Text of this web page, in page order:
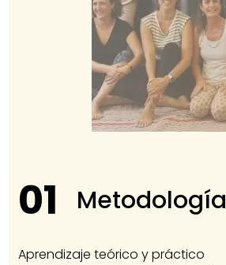
01 Metodología
Aprendizaje teórico y práctico